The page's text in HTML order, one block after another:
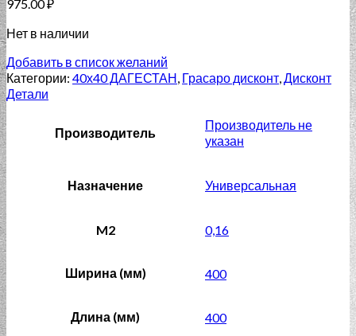
975.00₽
Нет в наличии
Добавить в список желаний
Категории: 40х40 ДАГЕСТАН, Грасаро дисконт,Дисконт
Детали
Производитель
Производитель не
указан
Назначение Универсальная
M2 0,16
Ширина (мм) 400
Длина (мм) 400